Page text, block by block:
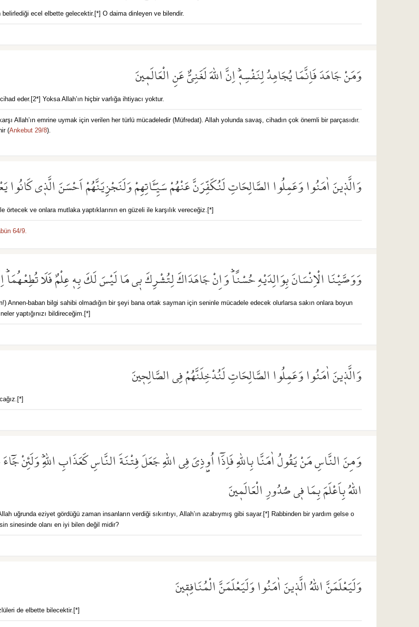
ecel elbette gelecektir.[*] O daima dinleyen ve bilendir.
وَمَنْ جَاهَدَ فَاِنَّمَا يُجَاهِدُ لِنَفْسِه۪ۜ اِنَّ اللّٰهَ لَغَنِيٌّ عَنِ الْعَالَم۪ينَ
eder.[2*] Yoksa Allah’ın hiçbir varlığa ihtiyacı yoktur.
(Ankebut 29/8).
وَالَّذ۪ينَ اٰمَنُوا وَعَمِلُوا الصَّالِحَاتِ لَنُكَفِّرَنَّ عَنْهُمْ سَيِّـَٔاتِهِمْ وَلَنَجْزِيَنَّهُمْ اَحْسَنَ الَّذ۪ي كَانُوا
örtecek ve onlara mutlaka yaptıklarının en güzeli ile karşılık vereceğiz.[*]
64/9.
وَوَصَّيْنَا الْاِنْسَانَ بِوَالِدَيْهِ حُسْنًاۜ وَاِنْ جَاهَدَاكَ لِتُشْرِكَ ب۪ي مَا لَيْسَ لَكَ بِه۪ عِلْمٌ فَلَا
Annen-baban bilgi sahibi olmadığın bir şeyi bana ortak sayman için seninle mücadele edecek olurlarsa sakın onlara boyun
yaptığınızı bildireceğim.[*]
وَالَّذ۪ينَ اٰمَنُوا وَعَمِلُوا الصَّالِحَاتِ لَنُدْخِلَنَّهُمْ فِي الصَّالِح۪ينَ
وَمِنَ النَّاسِ مَنْ يَقُولُ اٰمَنَّا بِاللّٰهِ فَاِذَٓا اُو۫ذِيَ فِي اللّٰهِ جَعَلَ فِتْنَةَ النَّاسِ كَعَذَابِ اللّٰهِۜ وَلَئِنْ
اللّٰهُ بِاَعْلَمَ بِمَا ف۪ي صُدُورِ الْعَالَم۪ينَ
uğrunda eziyet gördüğü zaman insanların verdiği sıkıntıyı, Allah’ın azabıymış gibi sayar.[*] Rabbinden bir yardım gelse o
sinesinde olanı en iyi bilen değil midir?
وَلَيَعْلَمَنَّ اللّٰهُ الَّذ۪ينَ اٰمَنُوا وَلَيَعْلَمَنَّ الْمُنَافِق۪ينَ
de elbette bilecektir.[*]